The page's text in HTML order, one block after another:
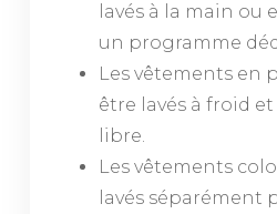
lavés à la main ou
un programme
Les vêtements en
être lavés à froid et
libre.
Les vêtements
lavés séparément